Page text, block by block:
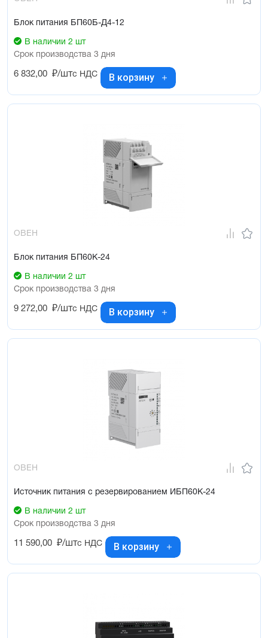
Блок питания БП60Б-Д4-12
В наличии 2 шт
Срок производства 3 дня
6 832,00 ₽/штс НДС В корзину
ОВЕН
Блок питания БП60К-24
В наличии 2 шт
Срок производства 3 дня
9 272,00 ₽/штс НДС В корзину
ОВЕН
Источник питания с резервированием ИБП60К-24
В наличии 2 шт
Срок производства 3 дня
11 590,00 ₽/штс НДС В корзину